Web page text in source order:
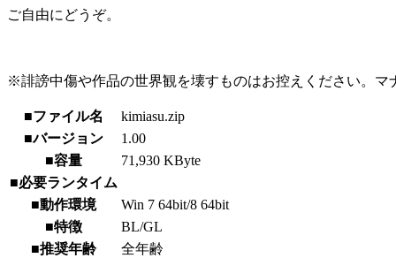
ご自由にどうぞ。
※誹謗中傷や作品の世界観を壊すものはお控えください。マ
■ファイル名
kimiasu.zip
■バージョン
1.00
■容量
71,930 KByte
■必要ランタイム
■動作環境
Win 7 64bit/8 64bit
■特徴
BL/GL
■推奨年齢
全年齢